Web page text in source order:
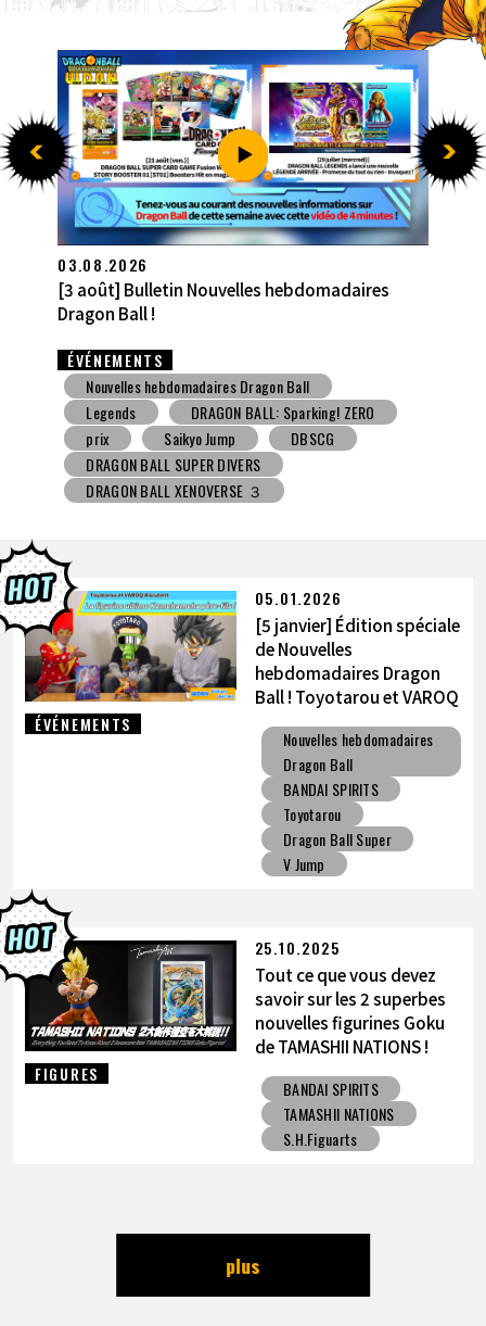
27.07.2026
[27 juillet] Bulletin Nouvelles hebdomadaires
Dragon Ball !
ÉVÉNEMENTS
Nouvelles hebdomadaires Dragon Ball
Jouet avec une friandise
V Jump
DBSCG
DRAGON BALL SUPER DIVERS
DRAGON BALL XENOVERSE ３
DRAGON BALL GEKISHIN SQUADRA
DRAGON BALL: Sparking! ZERO
Gashapon
BANDAI
ÉVÉNEMENTS
05.01.2026
[5 janvier] Édition spéciale
de Nouvelles
hebdomadaires Dragon
Ball ! Toyotarou et VAROQ
ultime Kamehameha père-
fils !
Nouvelles hebdomadaires
Dragon Ball
BANDAI SPIRITS
Toyotarou
Dragon Ball Super
V Jump
FIGURES
25.10.2025
Tout ce que vous devez
savoir sur les 2 superbes
nouvelles figurines Goku
de TAMASHII NATIONS !
BANDAI SPIRITS
TAMASHII NATIONS
S.H.Figuarts
plus